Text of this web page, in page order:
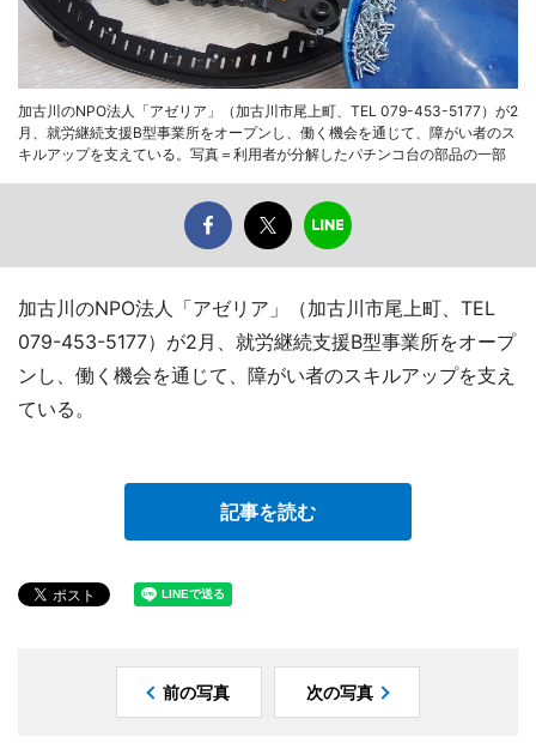
加古川のNPO法人「アゼリア」（加古川市尾上町、TEL 079-453-5177）が2
月、就労継続支援B型事業所をオープンし、働く機会を通じて、障がい者のス
キルアップを支えている。写真＝利用者が分解したパチンコ台の部品の一部
加古川のNPO法人「アゼリア」（加古川市尾上町、TEL
079-453-5177）が2月、就労継続支援B型事業所をオープ
ンし、働く機会を通じて、障がい者のスキルアップを支え
ている。
記事を読む
前の写真 次の写真